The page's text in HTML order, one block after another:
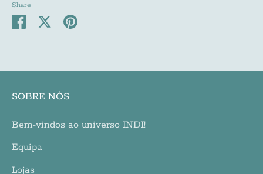
Share
Share SharePin
SOBRE NÓS
Bem-vindos ao universo INDI!
Equipa
Lojas